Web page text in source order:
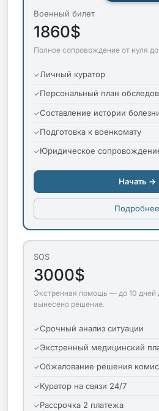
Военный билет
1860$
Полное сопровождение от нуля
Личный куратор
Персональный план
Составление истории
Подготовка к военкомату
Юридическое
Начать →
Подробнее
SOS
3000$
Экстренная помощь — до 10 дней
вынесено решение.
Срочный анализ ситуации
Экстренный медицинский
Обжалование решения
Куратор на связи 24/7
Рассрочка 2 платежа